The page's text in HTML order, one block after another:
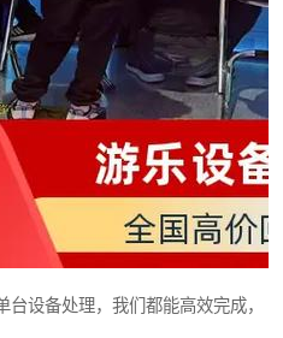
设备处理，我们都能高效完成，